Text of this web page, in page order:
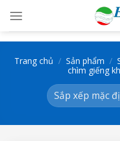
content
Trang chủ / Sản phẩm /
chìm giếng